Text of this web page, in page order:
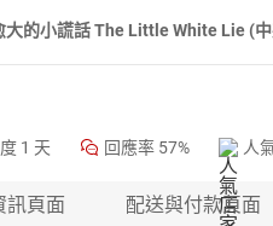
大的小謊話 The Little White Lie (中
1 天 回應率 57% 人
訊頁面 配送與付款頁面